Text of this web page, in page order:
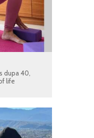
dupa 40
life